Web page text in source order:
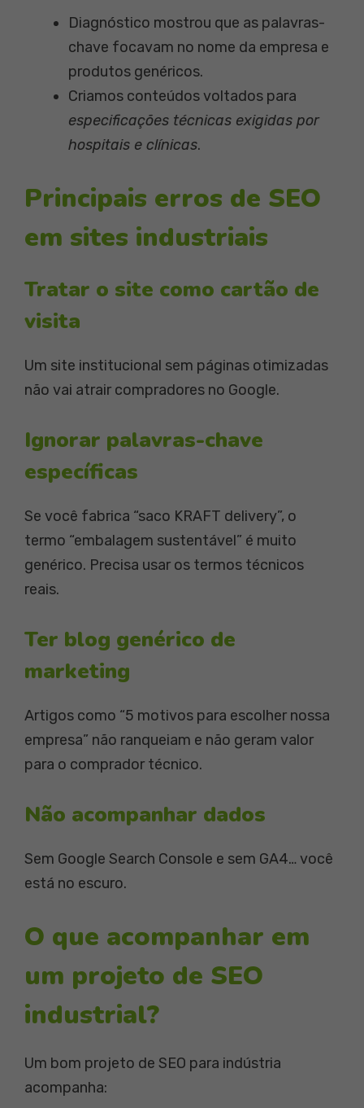
Diagnóstico mostrou que as palavras-
chave focavam no nome da empresa e
produtos genéricos.
Criamos conteúdos voltados para
especificações técnicas exigidas por
hospitais e clínicas.
Principais erros de SEO
em sites industriais
Tratar o site como cartão de
visita
Um site institucional sem páginas otimizadas
não vai atrair compradores no Google.
Ignorar palavras-chave
específicas
Se você fabrica “saco KRAFT delivery”, o
termo “embalagem sustentável” é muito
genérico. Precisa usar os termos técnicos
reais.
Ter blog genérico de
marketing
Artigos como “5 motivos para escolher nossa
empresa” não ranqueiam e não geram valor
para o comprador técnico.
Não acompanhar dados
Sem Google Search Console e sem GA4… você
está no escuro.
O que acompanhar em
um projeto de SEO
industrial?
Um bom projeto de SEO para indústria
acompanha: